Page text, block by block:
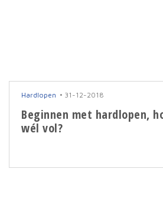
Hardlopen 31-12-2018
Beginnen met hardlopen,
wél vol?